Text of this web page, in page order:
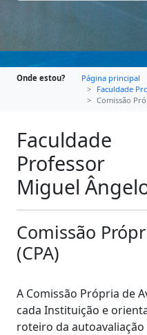
Onde estou?
Página principal
Faculdade
Comissão
Faculdade
Professor
Miguel
Comissão
(CPA)
A Comissão Própria de
cada Instituição e
roteiro da